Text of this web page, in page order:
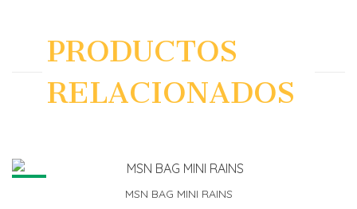
PRODUCTOS
RELACIONADOS
NEW
MSN BAG MINI RAINS